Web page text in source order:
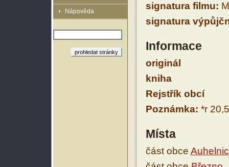
Nápověda
signatura filmu:
signatura
Informace
originál
kniha
Rejstřík obcí
Poznámka: *r
Místa
část obce